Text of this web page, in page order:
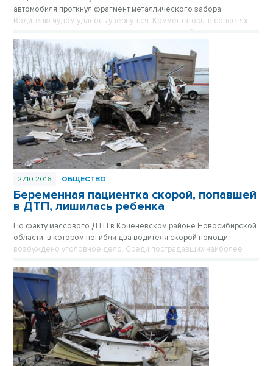
автомобиля проткнул фрагмент металлического забора.
Водителю чудом удалось увернуться. Комментаторы в соцсетях
связывают везение водителя с тем, что он мог быть не
пристегнут.
27.10.2016 ОБЩЕСТВО
Беременная пациентка скорой, попавшей
в ДТП, лишилась ребенка
По факту массового ДТП в Коченевском районе Новосибирской
области, в котором погибли два водителя скорой помощи,
возбуждено уголовное дело. Среди пострадавших наиболее
тяжелые травмы получила беременная пациентка скорой,
которую везли в областную больницу из Татарска. Ребенка
сохранить не удалось.